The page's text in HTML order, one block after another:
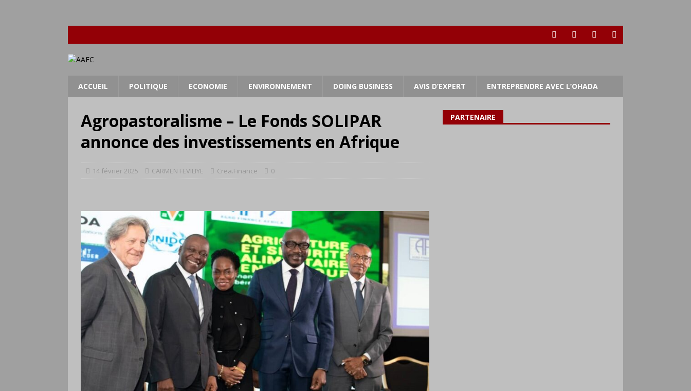
ACCUEIL POLITIQUE ECONOMIE ENVIRONNEMENT DOING BUSINESS AVIS D’EXPERT ENTREPRENDRE AVEC L’OHADA
Agropastoralisme – Le Fonds SOLIPAR
annonce des investissements en Afrique
14 février 2025 CARMEN FEVILIYE Crea.Finance 0
PARTENAIRE